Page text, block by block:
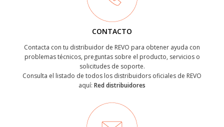
CONTACTO
Contacta con tu distribuidor de REVO para obtener ayuda con
problemas técnicos, preguntas sobre el producto, servicios o
solicitudes de soporte.
Consulta el listado de todos los distribuidors oficiales de REVO
aquí: Red distribuidores